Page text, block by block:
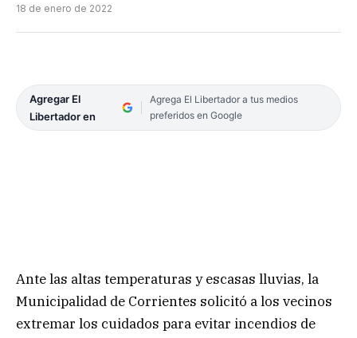
18 de enero de 2022
Agregar El
Libertador en
Agrega El Libertador a tus medios
preferidos en Google
Ante las altas temperaturas y escasas lluvias, la
Municipalidad de Corrientes solicitó a los vecinos
extremar los cuidados para evitar incendios de